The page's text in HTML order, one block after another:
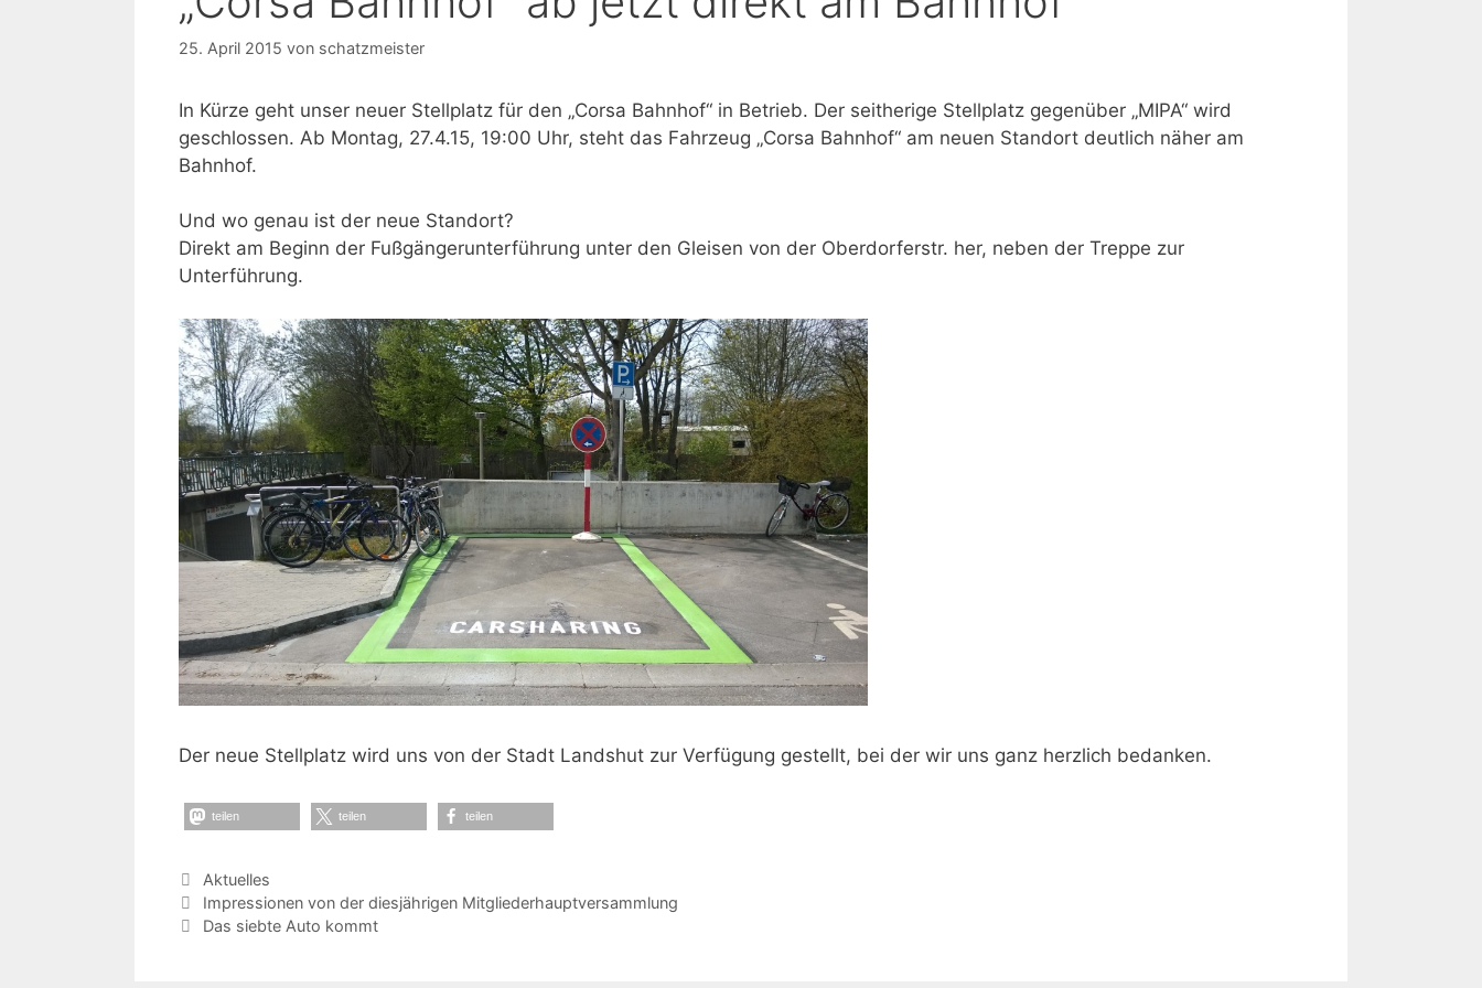
25. April 2015 von schatzmeister
In Kürze geht unser neuer Stellplatz für den „Corsa Bahnhof“ in Betrieb. Der seitherige Stellplatz gegenüber „MIPA“ wird
geschlossen. Ab Montag, 27.4.15, 19:00 Uhr, steht das Fahrzeug „Corsa Bahnhof“ am neuen Standort deutlich näher am
Bahnhof.
Und wo genau ist der neue Standort?
Direkt am Beginn der Fußgängerunterführung unter den Gleisen von der Oberdorferstr. her, neben der Treppe zur
Unterführung.
Der neue Stellplatz wird uns von der Stadt Landshut zur Verfügung gestellt, bei der wir uns ganz herzlich bedanken.
teilen teilen teilen
Kategorien
Aktuelles
Impressionen von der diesjährigen Mitgliederhauptversammlung
Das siebte Auto kommt